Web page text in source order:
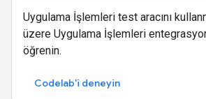
Uygulama İşlemleri test aracını
üzere Uygulama İşlemleri
öğrenin.
Codelab'i deneyin